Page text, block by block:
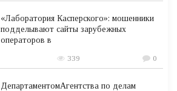
«Лаборатория Касперского»: мошенники
подделывают сайты зарубежных
операторов в
339 0
ДепартаментомАгентства по делам